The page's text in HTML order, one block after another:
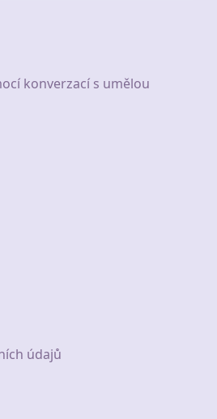
konverzací s umělou
údajů